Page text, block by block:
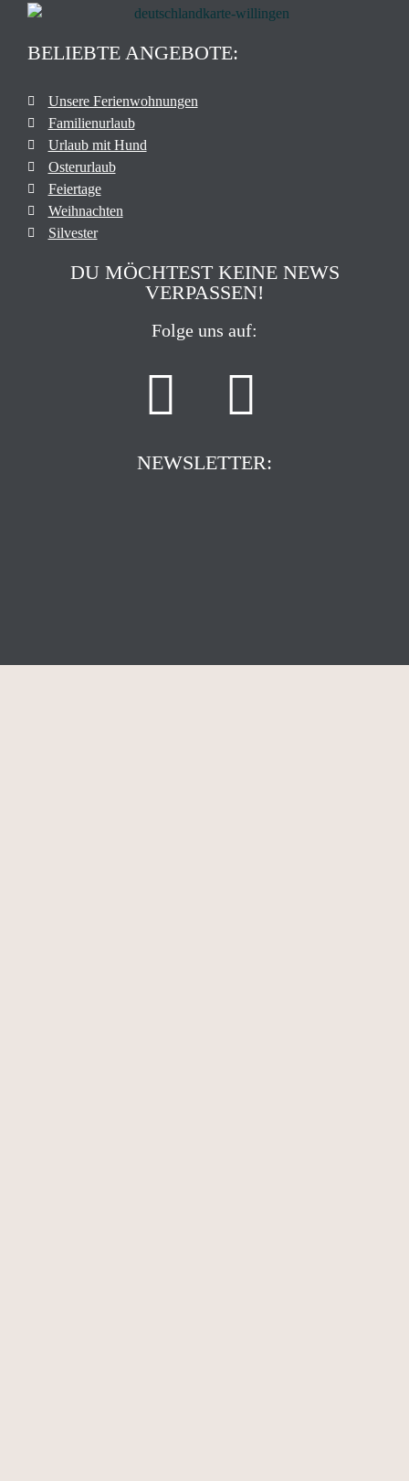
BELIEBTE ANGEBOTE:
Unsere Ferienwohnungen
Familienurlaub
Urlaub mit Hund
Osterurlaub
Feiertage
Weihnachten
Silvester
DU MÖCHTEST KEINE NEWS
VERPASSEN!
Folge uns auf:
NEWSLETTER: